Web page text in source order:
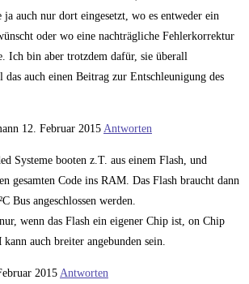
ja auch nur dort eingesetzt, wo es entweder ein
oder wo eine nachträgliche Fehlerkorrektur
Ich bin aber trotzdem dafür, sie überall
das auch einen Beitrag zur Entschleunigung des
12. Februar 2015 Antworten
Systeme booten z.T. aus einem Flash, und
gesamten Code ins RAM. Das Flash braucht dann
Bus angeschlossen werden.
wenn das Flash ein eigener Chip ist, on Chip
auch breiter angebunden sein.
2015 Antworten